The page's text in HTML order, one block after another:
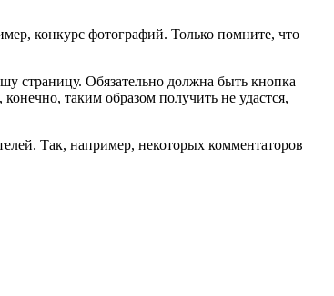
конкурс фотографий. Только помните, что
страницу. Обязательно должна быть кнопка
таким образом получить не удастся,
Так, например, некоторых комментаторов